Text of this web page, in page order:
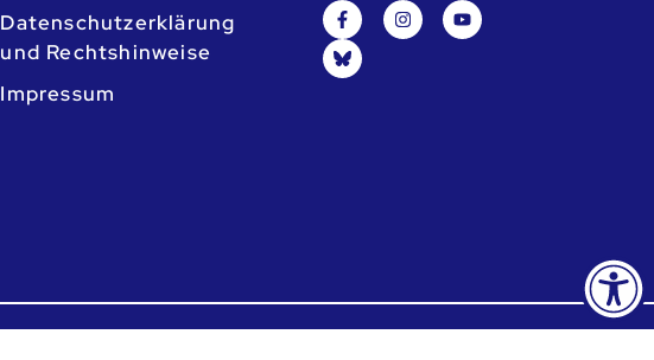
Datenschutzerklärung
und Rechtshinweise
Impressum